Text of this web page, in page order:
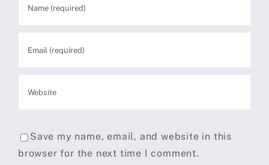
Save my name, email, and website in this
browser for the next time I comment.